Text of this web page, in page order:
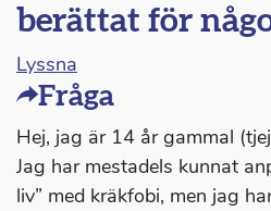
berättat för
Lyssna
Fråga
Hej, jag är 14 år gammal
Jag har mestadels kunnat
liv” med kräkfobi, men jag